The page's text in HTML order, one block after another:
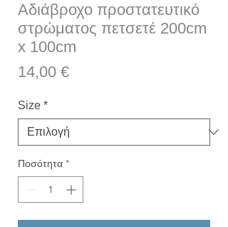
Αδιάβροχο προστατευτικό
στρώματος πετσετέ 200cm
x 100cm
14,00 €Τιμή
Size *
Ποσότητα *